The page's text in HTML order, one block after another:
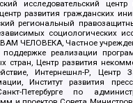
исследовательский
развития гражданских
региональный
социологических
ЧЕЛОВЕКА, Частное
поддержке реализации
стран, Центр развития
Интернешнл-Р, Центр
Институт развития
Петербурге по